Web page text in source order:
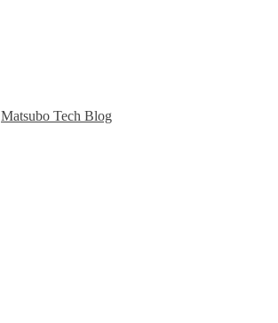
Matsubo Tech Blog